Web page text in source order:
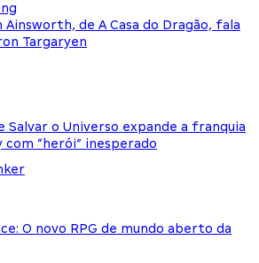
de A Casa do Dragão, fala
Targaryen
Salvar o Universo expande a franquia
com “herói” inesperado
O novo RPG de mundo aberto da